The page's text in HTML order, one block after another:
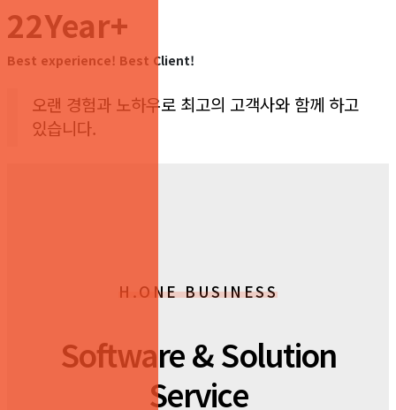
22Year+
Best experience! Best Client!
오랜 경험과 노하우로 최고의 고객사와 함께 하고
있습니다.
H.ONE BUSINESS
Software & Solution
Service